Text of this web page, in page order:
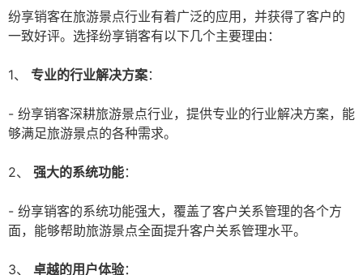
纷享销客在旅游景点行业有着广泛的应用，并获得了客户的
一致好评。选择纷享销客有以下几个主要理由：
1、 专业的行业解决方案：
- 纷享销客深耕旅游景点行业，提供专业的行业解决方案，能
够满足旅游景点的各种需求。
2、 强大的系统功能：
- 纷享销客的系统功能强大，覆盖了客户关系管理的各个方
面，能够帮助旅游景点全面提升客户关系管理水平。
3、 卓越的用户体验：